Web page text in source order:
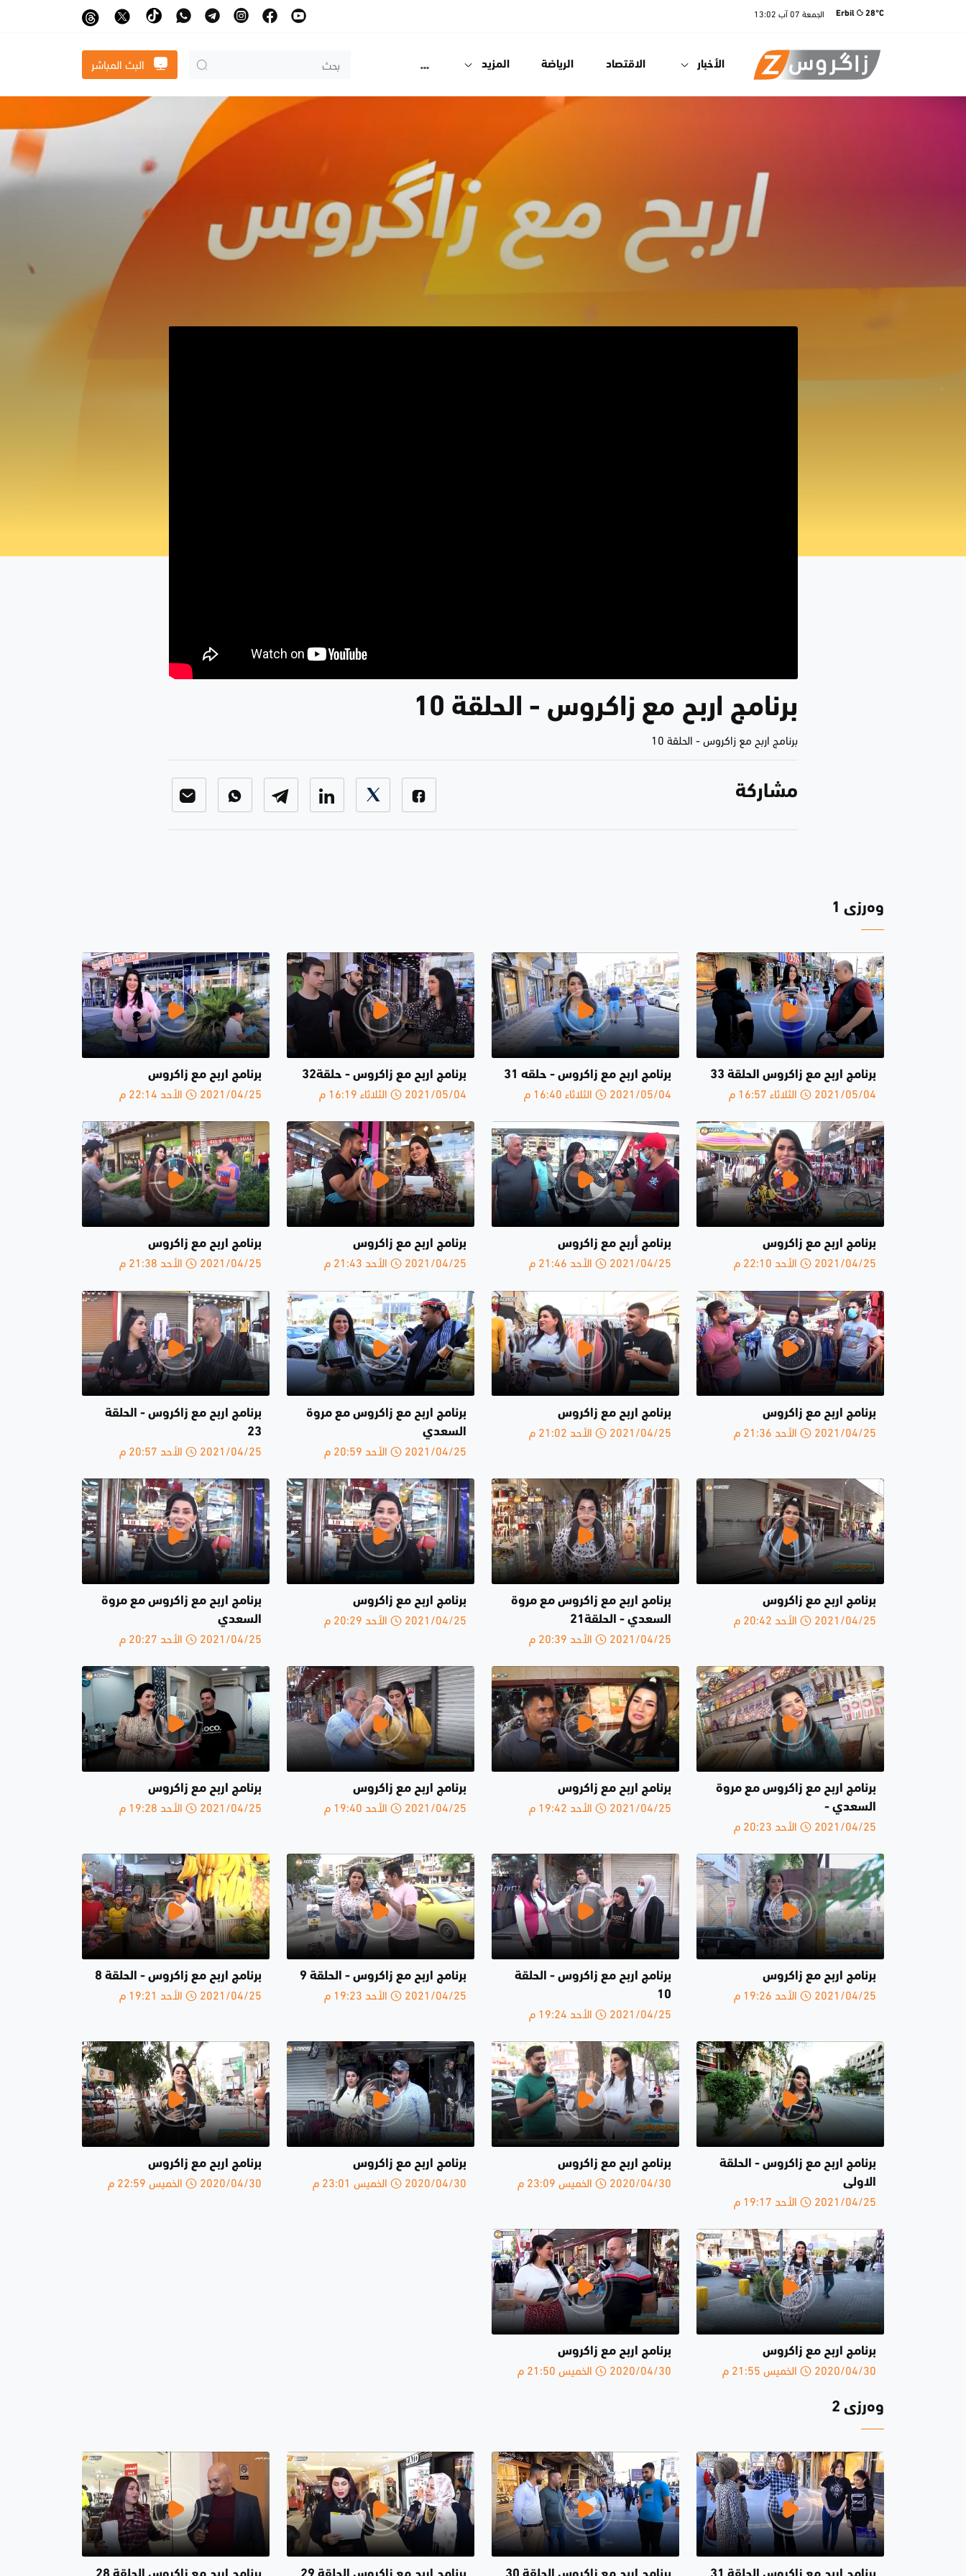
Erbil 28°C الجمعة 07 آب 13:02
الأخبار الاقتصاد الرياضة المزيد البث المباشر
برنامج اربح مع زاكروس - الحلقة 10
برنامج اربح مع زاكروس- الحلقة 10
مشاركة
وەرزی 1
برنامج اربح مع زاكروس الحلقة 33
2021/05/04 الثلاثاء 16:57 م
برنامج اربح مع زاكروس - حلقە 31
2021/05/04 الثلاثاء 16:40 م
برنامج اربح مع زاكروس - حلقة32
2021/05/04 الثلاثاء 16:19 م
برنامج اربح مع زاكروس
2021/04/25 الأحد 22:14 م
برنامج اربح مع زاكروس
2021/04/25 الأحد 22:10 م
برنامج أربح مع زاكروس
2021/04/25 الأحد 21:46 م
برنامج اربح مع زاكروس
2021/04/25 الأحد 21:43 م
برنامج اربح مع زاكروس
2021/04/25 الأحد 21:38 م
برنامج اربح مع زاكروس
2021/04/25 الأحد 21:36 م
برنامج اربح مع زاكروس
2021/04/25 الأحد 21:02 م
برنامج اربح مع زاكروس مع مروة
السعدي
2021/04/25 الأحد 20:59 م
برنامج اربح مع زاكروس - الحلقة
23
2021/04/25 الأحد 20:57 م
برنامج اربح مع زاكروس
2021/04/25 الأحد 20:42 م
برنامج اربح مع زاكروس مع مروة
السعدي - الحلقة21
2021/04/25 الأحد 20:39 م
برنامج اربح مع زاكروس
2021/04/25 الأحد 20:29 م
برنامج اربح مع زاكروس مع مروة
السعدي
2021/04/25 الأحد 20:27 م
برنامج اربح مع زاكروس مع مروة
السعدي -
2021/04/25 الأحد 20:23 م
برنامج اربح مع زاكروس
2021/04/25 الأحد 19:42 م
برنامج اربح مع زاكروس
2021/04/25 الأحد 19:40 م
برنامج اربح مع زاكروس
2021/04/25 الأحد 19:28 م
برنامج اربح مع زاكروس
2021/04/25 الأحد 19:26 م
برنامج اربح مع زاكروس - الحلقة
10
2021/04/25 الأحد 19:24 م
برنامج اربح مع زاكروس - الحلقة 9
2021/04/25 الأحد 19:23 م
برنامج اربح مع زاكروس - الحلقة 8
2021/04/25 الأحد 19:21 م
برنامج اربح مع زاكروس - الحلقة
الاولى
2021/04/25 الأحد 19:17 م
برنامج اربح مع زاكروس
2020/04/30 الخميس 23:09 م
برنامج اربح مع زاكروس
2020/04/30 الخميس 23:01 م
برنامج اربح مع زاكروس
2020/04/30 الخميس 22:59 م
برنامج اربح مع زاكروس
2020/04/30 الخميس 21:55 م
برنامج اربح مع زاكروس
2020/04/30 الخميس 21:50 م
وەرزی 2